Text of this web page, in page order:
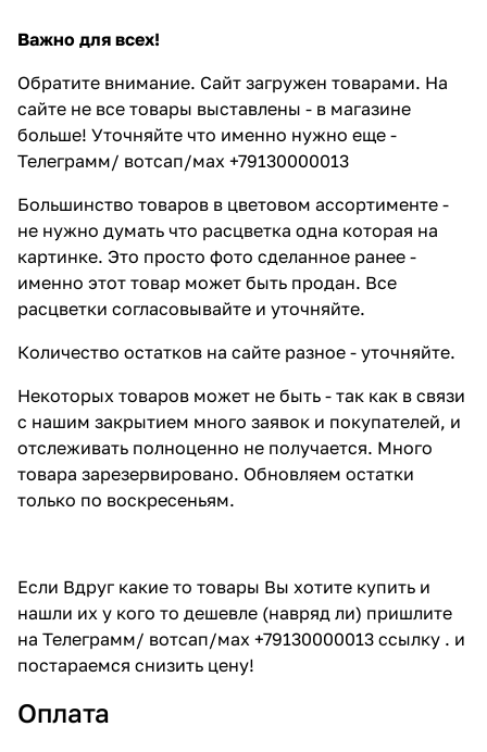
Важно для всех!
Обратите внимание. Сайт загружен товарами. На
сайте не все товары выставлены - в магазине
больше! Уточняйте что именно нужно еще -
Телеграмм/ вотсап/мах +79130000013
Большинство товаров в цветовом ассортименте -
не нужно думать что расцветка одна которая на
картинке. Это просто фото сделанное ранее -
именно этот товар может быть продан. Все
расцветки согласовывайте и уточняйте.
Количество остатков на сайте разное - уточняйте.
Некоторых товаров может не быть - так как в связи
с нашим закрытием много заявок и покупателей, и
отслеживать полноценно не получается. Много
товара зарезервировано. Обновляем остатки
только по воскресеньям.
Если Вдруг какие то товары Вы хотите купить и
нашли их у кого то дешевле (навряд ли) пришлите
на Телеграмм/ вотсап/мах +79130000013 ссылку . и
постараемся снизить цену!
Оплата